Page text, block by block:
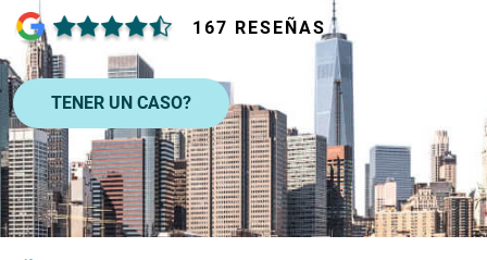
167 RESEÑAS
TENER UN CASO?